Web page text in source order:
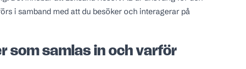
i samband med att du besöker och interagerar på
som samlas in och varför